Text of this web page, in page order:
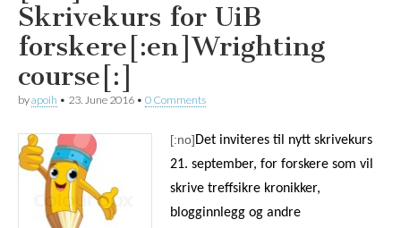
Skrivekurs for UiB
forskere[:en]Wrighting
course[:]
byapoih • 23. June 2016 • 0 Comments
[:no]Det inviteres til nytt skrivekurs
21. september, for forskere som vil
skrive treffsikre kronikker,
blogginnlegg og andre